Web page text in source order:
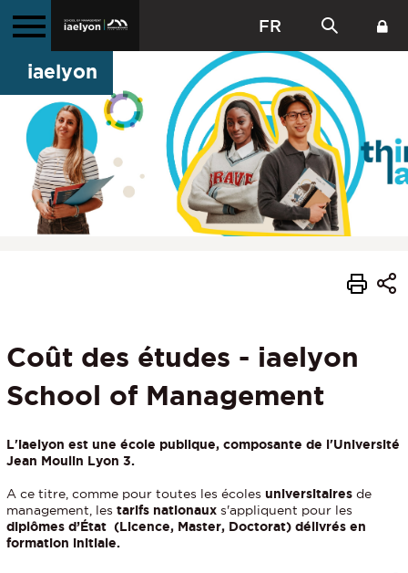
FR
iaelyon
Coût des études - iaelyon
School of Management
L'iaelyon est une école publique, composante de l'Université
Jean Moulin Lyon 3.
A ce titre, comme pour toutes les écoles universitaires de
management, les tarifs nationaux s'appliquent pour les
diplômes d’État (Licence, Master, Doctorat) délivrés en
formation initiale.